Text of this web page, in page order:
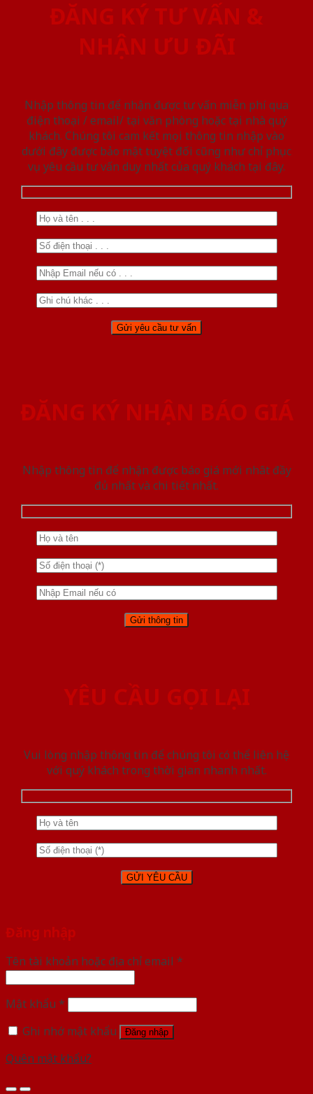
ĐĂNG KÝ TƯ VẤN &
NHẬN ƯU ĐÃI
Nhập thông tin để nhận được tư vấn miễn phí qua
điện thoại / email/ tại văn phòng hoặc tại nhà quý
khách. Chúng tôi cam kết mọi thông tin nhập vào
dưới đây được bảo mật tuyệt đối cũng như chỉ phục
vụ yêu cầu tư vấn duy nhất của quý khách tại đây.
ĐĂNG KÝ NHẬN BÁO GIÁ
Nhập thông tin để nhận được báo giá mới nhât đầy
đủ nhất và chi tiết nhất.
YÊU CẦU GỌI LẠI
Vui lòng nhập thông tin để chúng tôi có thể liên hệ
với quý khách trong thời gian nhanh nhất.
Đăng nhập
Tên tài khoản hoặc địa chỉ email *
Mật khẩu *
Ghi nhớ mật khẩu
Đăng nhập
Quên mật khẩu?